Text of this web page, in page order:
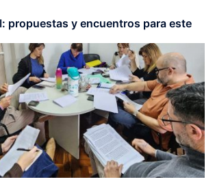
propuestas y encuentros para este